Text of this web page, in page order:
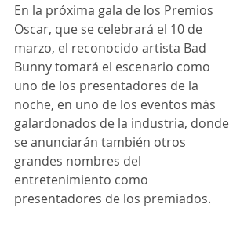
En la próxima gala de los Premios
Oscar, que se celebrará el 10 de
marzo, el reconocido artista Bad
Bunny tomará el escenario como
uno de los presentadores de la
noche, en uno de los eventos más
galardonados de la industria, donde
se anunciarán también otros
grandes nombres del
entretenimiento como
presentadores de los premiados.